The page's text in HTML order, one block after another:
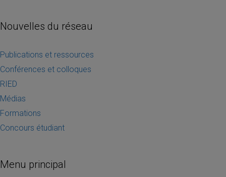
Nouvelles du réseau
Publications et ressources
Conférences et colloques
RIED
Médias
Formations
Concours étudiant
Menu principal